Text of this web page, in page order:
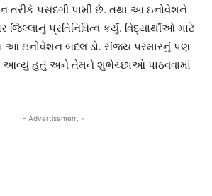
તરીકે પસંદગી પામી છે. તથા આ ઇનોવેશને
પ્રતિનિધિત્વ કર્યું. વિદ્યાર્થીઓ માટે
આ ઇનોવેશન બદલ ડો. સંજય પરમારનું પણ
આવ્યું હતું અને તેમને શુભેચ્છાઓ પાઠવવામાં
- Advertisement -